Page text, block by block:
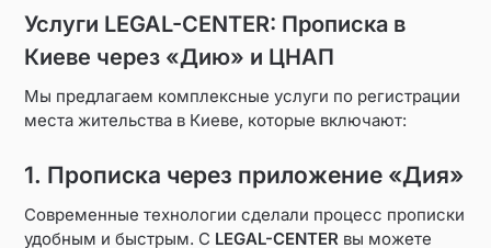
Услуги LEGAL-CENTER: Прописка в
Киеве через «Дию» и ЦНАП
Мы предлагаем комплексные услуги по регистрации
места жительства в Киеве, которые включают:
1. Прописка через приложение «Дия»
Современные технологии сделали процесс прописки
удобным и быстрым. С LEGAL-CENTER вы можете